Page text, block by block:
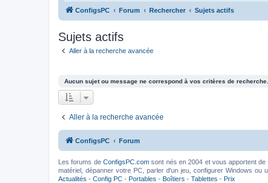
ConfigsPC Forum Rechercher Sujets actifs
Sujets actifs
Aller à la recherche avancée
Aucun sujet ou message ne correspond à vos critères de recherche.
Aller à la recherche avancée
ConfigsPC Forum
Les forums de ConfigsPC.comsont nés en 2004 et vous apportent de
matériel, dépanner votre PC, parler d'un jeu, configurer Windows
Actualités - Config PC - Portables - Boîtiers - Tablettes - Prix